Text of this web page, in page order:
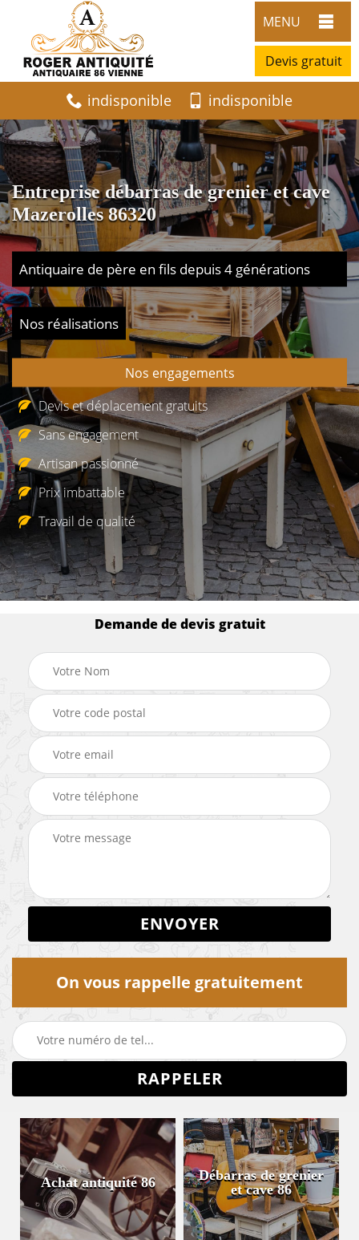
MENU
Devis gratuit
indisponible indisponible
Entreprise débarras de grenier et cave
Mazerolles 86320
Antiquaire de père en fils depuis 4 générations
Nos réalisations
Nos engagements
Devis et déplacement gratuits
Sans engagement
Artisan passionné
Prix imbattable
Travail de qualité
Demande de devis gratuit
On vous rappelle gratuitement
Achat antiquité 86
Débarras de grenier
et cave 86